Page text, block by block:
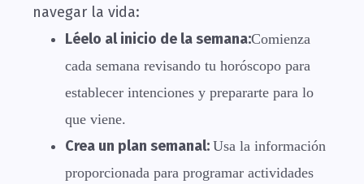
navegar la vida:
Léelo al inicio de la semana:Comienza
cada semana revisando tu horóscopo para
establecer intenciones y prepararte para lo
que viene.
Crea un plan semanal: Usa la información
proporcionada para programar actividades